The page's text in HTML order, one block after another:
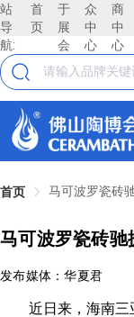
站
导
航:
首
页
于
展
会
众
中
心
商
中
心
首页 马可波罗瓷砖
马可波罗瓷砖驰
发布媒体：华夏君
近日来，海南三